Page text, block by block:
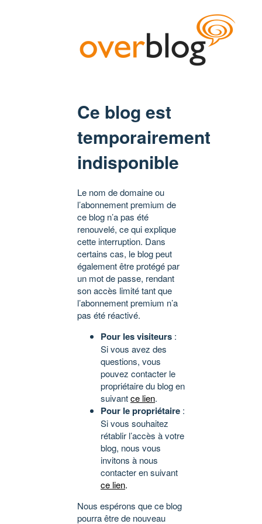
Ce blog est
temporairement
indisponible
Le nom de domaine ou
l’abonnement premium de
ce blog n’a pas été
renouvelé, ce qui explique
cette interruption. Dans
certains cas, le blog peut
également être protégé par
un mot de passe, rendant
son accès limité tant que
l’abonnement premium n’a
pas été réactivé.
Pour les visiteurs :
Si vous avez des
questions, vous
pouvez contacter le
propriétaire du blog en
suivantce lien.
Pour le propriétaire :
Si vous souhaitez
rétablir l’accès à votre
blog, nous vous
invitons à nous
contacter en suivant
ce lien.
Nous espérons que ce blog
pourra être de nouveau